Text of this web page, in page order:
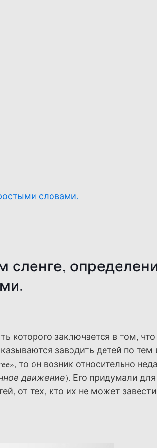
словами.
которого заключается в том, что
заводить детей по тем
то он возник относительно
движение). Его придумали для
от тех, кто их не может